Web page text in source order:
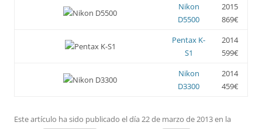
Nikon
D5500
2015
869€
Pentax K-
S1
2014
599€
Nikon
D3300
2014
459€
Este artículo ha sido publicado el día 22 de marzo de 2013 en la